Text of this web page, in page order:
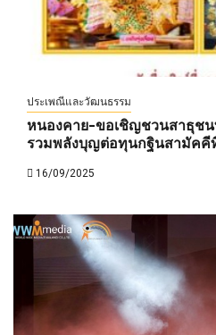
ประเพณีและวัฒนธรรม
หนองคาย-ขอเชิญชวนสาธุช
รวมพลังบุญต่อทุนกฐินสามัคคี
16/09/2025